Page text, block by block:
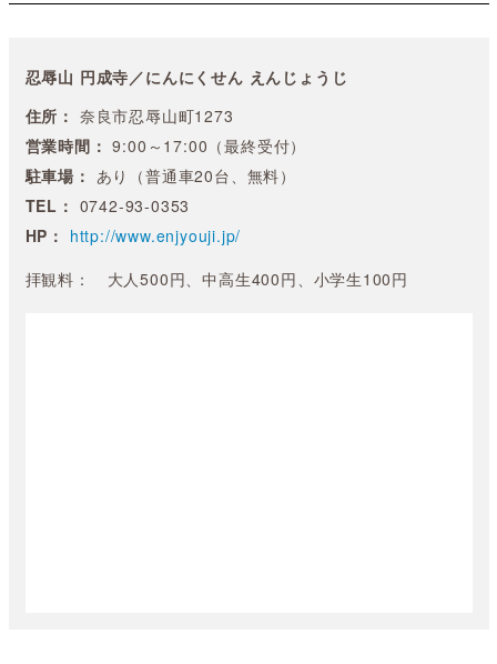
忍辱山 円成寺／にんにくせん えんじょうじ
住所： 奈良市忍辱山町1273
営業時間： 9:00～17:00（最終受付）
駐車場： あり（普通車20台、無料）
TEL： 0742-93-0353
HP： http://www.enjyouji.jp/
拝観料： 大人500円、中高生400円、小学生100円